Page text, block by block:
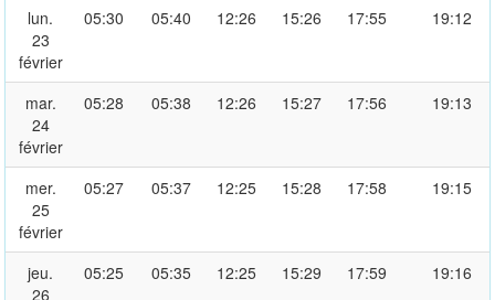
lun.
23
février
05:30 05:40 12:26 15:26 17:55 19:12
mar.
24
février
05:28 05:38 12:26 15:27 17:56 19:13
mer.
25
février
05:27 05:37 12:25 15:28 17:58 19:15
jeu.
26
05:25 05:35 12:25 15:29 17:59 19:16